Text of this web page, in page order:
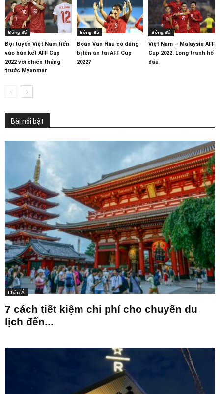
Bóng đá
Đội tuyển Việt Nam tiến
vào bán kết AFF Cup
2022 với chiến thắng
trước Myanmar
Bóng đá
Đoàn Văn Hậu có đáng
bị lên án tại AFF Cup
2022?
Bóng đá
Việt Nam – Malaysia AFF
Cup 2022: Long tranh hổ
đấu
Bài nổi bật
Châu Á
7 cách tiết kiệm chi phí cho chuyến du
lịch đến...